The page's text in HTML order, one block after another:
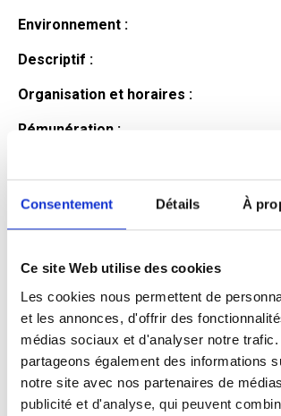
Consentement Détails À
Ce site Web utilise des cookies
Les cookies nous permettent de
et les annonces, d'offrir des
médias sociaux et d'analyser notre trafic.
partageons également des informations
notre site avec nos partenaires de
publicité et d'analyse, qui peuvent
Environnement :
Descriptif :
Organisation et horaires :
Rémunération :
Profil du
candidat
Qualifications et diplômes :
Profil recherché :
Expérience :